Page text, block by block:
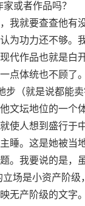
或者作品吗？
就要查查他有
为功力还不够。
代作品也就是白
体统也不顾了
步（就是说都能
文坛地位的一个
使人想到盛行于
睡。这是她被当
我要说的是，
场是小资产阶级
产阶级的文字